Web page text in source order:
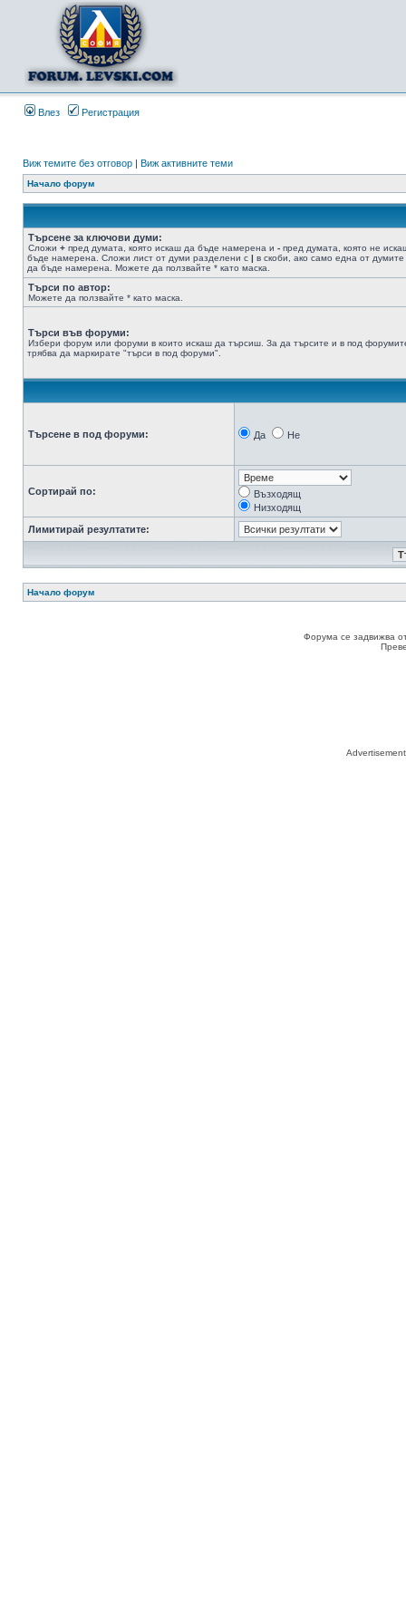
Влез Регистрация
Виж темите без отговор | Виж активните теми
Начало форум
Търсене за ключови думи:
Сложи + пред думата, която искаш да бъде намерена и - пред думата, която не
бъде намерена. Сложи лист от думи разделени с | в скоби, ако само една от думите
да бъде намерена. Можете да ползвайте * като маска.
Търси по автор:
Можете да ползвайте * като маска.
Търси във форуми:
Избери форум или форуми в които искаш да търсиш. За да търсите и в под
трябва да маркирате "търси в под форуми".
Търсене в под форуми: Да Не
Сортирай по:
Възходящ
Низходящ
Лимитирай резултатите:
Начало форум
Форума се задвижва